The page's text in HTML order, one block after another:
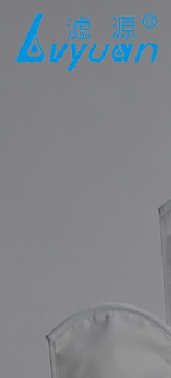
Inhalt
springen